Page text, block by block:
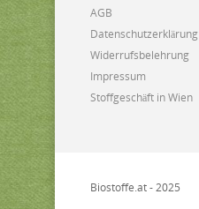
AGB
Datenschutzerklärung
Widerrufsbelehrung
Impressum
Stoffgeschäft in Wien
Biostoffe.at - 2025